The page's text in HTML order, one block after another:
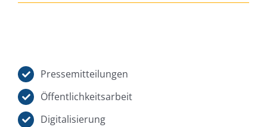
Pressemitteilungen
Öffentlichkeitsarbeit
Digitalisierung